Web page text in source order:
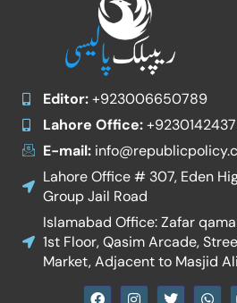
Editor:+923006650789
Lahore Office:
E-mail:
Lahore Office # 307, Eden
Group Jail Road
Islamabad Office: Zafar
1st Floor, Qasim Arcade,
Market, Adjacent to Masjid
F
I
T
W